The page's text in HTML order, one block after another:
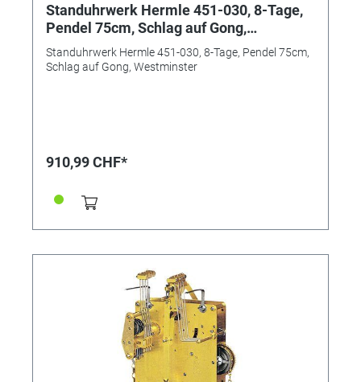
Standuhrwerk Hermle 451-030, 8-Tage,
Pendel 75cm, Schlag auf Gong,
Westminster
Standuhrwerk Hermle 451-030, 8-Tage, Pendel 75cm,
Schlag auf Gong, Westminster
910,99 CHF*